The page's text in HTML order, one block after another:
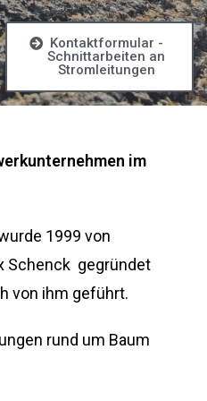
Kontaktformular -
Schnittarbeiten an
Stromleitungen
im
1999 von
Schenck gegründet
von ihm geführt.
rund um Baum